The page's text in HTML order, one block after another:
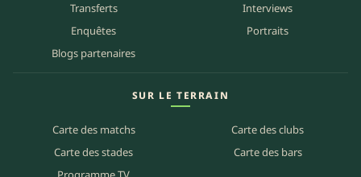
Transferts
Interviews
Enquêtes
Portraits
Blogs partenaires
SUR LE TERRAIN
Carte des matchs
Carte des clubs
Carte des stades
Carte des bars